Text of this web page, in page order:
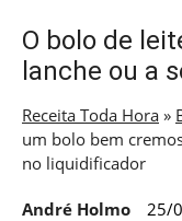
O bolo de
lanche ou a
Receita Toda Hora »
um bolo bem
no liquidificador
André Holmo 25/